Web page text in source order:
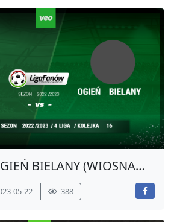
BIELANY (WIOSNA
05-22 388